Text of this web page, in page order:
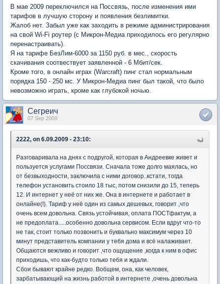
В мае 2009 переключился на Поссвязь, после изменения ими
тарифов в лучшую сторону и появления безлимитки.
Жалоб нет. Забыл уже как заходить в режиме администрирования
на свой Wi-Fi роутер (с Микрон-Медиа приходилось его регулярно
перенастраивать).
Я на тарифе БезЛим-6000 за 1150 руб. в мес., скорость
скачивания соотвествует заявленной - 6 Мбит/сек.
Кроме того, в онлайн играх (Warcraft) пинг стал нормальным
порядка 150 - 250 мс. У Микрон-Медиа пинг был такой, что было
невозможно играть, кроме как глубокой ночью.
Сегреич
07 Sep 2009
2222, on 6.09.2009 - 23:10:
Разговаривала на днях с подругой, которая в Андреевке живет и
пользуется услугами Поссвязи. Сначала тоже долго маялась, но
от безвыходности, заключила с ними договор..кстати, тогда
телефон установить стоило 18 тыс, потом снизили до 15, теперь
12. И интернет у неё от них же. Она в интернете и работает в
онлайне(!). Тариф у неё один из самых дешевых, говорит ,что
очень всем довольна. Связь устойчивая, оплата ПОСТфактум, а
не предоплата.....особенно довольна сервисом. Если вдруг что-то
не так, стоит только позвонить и буквально максимум через 10
минут представитель компании у тебя дома и всё налаживает.
Общаются вежливо и говорит ,что ощущение ,когда к ним в офис
приходишь, что как-будто только тебя и ждали.
Сбои бывают крайне редко. Вобщем, она, как человек,
зарбатывающий на жизнь работой в интернете ,очень довольна